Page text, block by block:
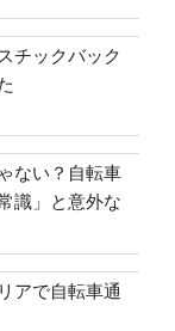
チックバック
ない？自転車
識」と意外な
アで自転車通